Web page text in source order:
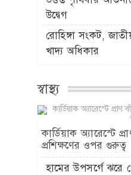
উদ্বেগ
রোহিঙ্গা সংকট,
খাদ্য অধিকার
স্বাস্থ্য
কার্ডিয়াক অ্যারেস্টে
প্রশিক্ষণের ওপর গুরুত্ব
হামের উপসর্গে